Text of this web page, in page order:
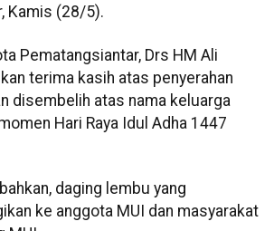
Kamis (28/5).
Pematangsiantar, Drs HM Ali
terima kasih atas penyerahan
disembelih atas nama keluarga
Hari Raya Idul Adha 1447
daging lembu yang
ke anggota MUI dan masyarakat